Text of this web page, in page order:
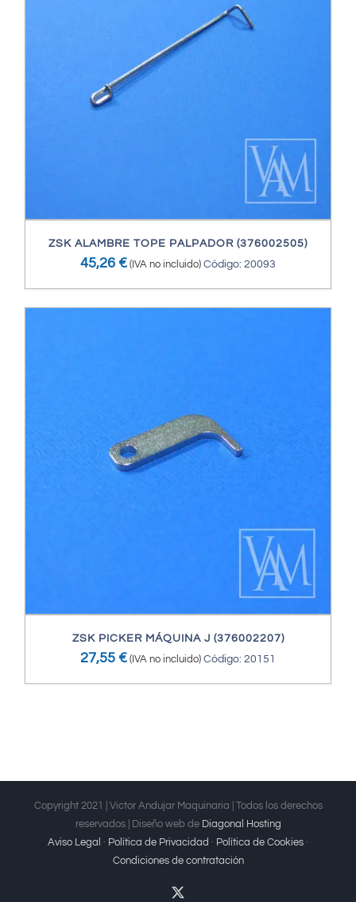
ZSK ALAMBRE TOPE PALPADOR (376002505)
45,26 € (IVA no incluido) Código: 20093
ZSK PICKER MÁQUINA J (376002207)
27,55 € (IVA no incluido) Código: 20151
Copyright 2021 | Victor Andujar Maquinaria | Todos los derechos
reservados | Diseño web de Diagonal Hosting
Aviso Legal · Política de Privacidad · Política de Cookies ·
Condiciones de contratación